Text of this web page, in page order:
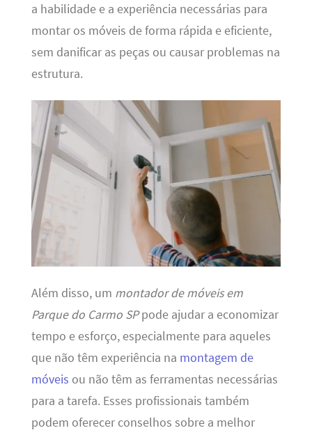
a habilidade e a experiência necessárias para
montar os móveis de forma rápida e eficiente,
sem danificar as peças ou causar problemas na
estrutura.
Além disso, um montador de móveis em
Parque do Carmo SPpode ajudar a economizar
tempo e esforço, especialmente para aqueles
que não têm experiência na montagem de
móveis ou não têm as ferramentas necessárias
para a tarefa. Esses profissionais também
podem oferecer conselhos sobre a melhor